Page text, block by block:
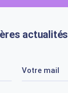
actualités
Votre mail